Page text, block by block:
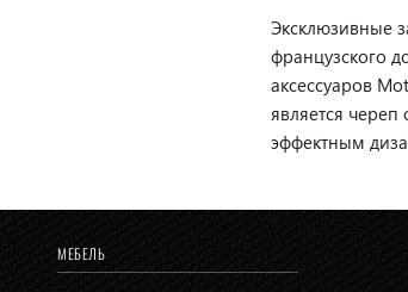
Эксклюзивные
французского
аксессуаров
является
эффектным
МЕБЕЛЬ